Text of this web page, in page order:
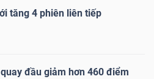
tăng 4 phiên liên tiếp
đầu giảm hơn 460 điểm